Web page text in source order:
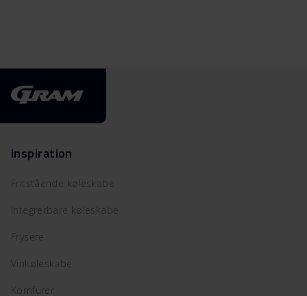
Inspiration
Fritstående køleskabe
Integrerbare køleskabe
Frysere
Vinkøleskabe
Komfurer